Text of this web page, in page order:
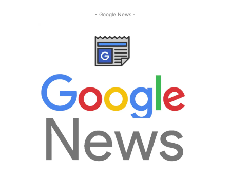
- Google News -